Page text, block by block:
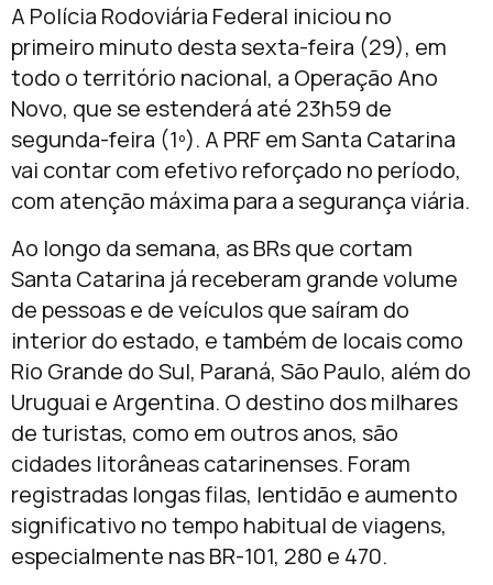
A Polícia Rodoviária Federal iniciou no
primeiro minuto desta sexta-feira (29), em
todo o território nacional, a Operação Ano
Novo, que se estenderá até 23h59 de
segunda-feira (1º). A PRF em Santa Catarina
vai contar com efetivo reforçado no período,
com atenção máxima para a segurança viária.
Ao longo da semana, as BRs que cortam
Santa Catarina já receberam grande volume
de pessoas e de veículos que saíram do
interior do estado, e também de locais como
Rio Grande do Sul, Paraná, São Paulo, além do
Uruguai e Argentina. O destino dos milhares
de turistas, como em outros anos, são
cidades litorâneas catarinenses. Foram
registradas longas filas, lentidão e aumento
significativo no tempo habitual de viagens,
especialmente nas BR-101, 280 e 470.